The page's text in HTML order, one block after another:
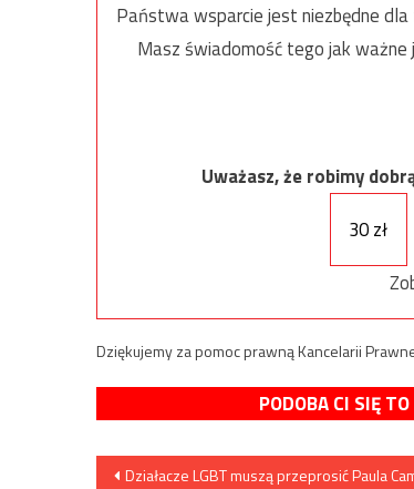
Państwa wsparcie jest niezbędne
Masz świadomość tego jak
Uważasz, że robimy
30 zł
Dziękujemy za pomoc prawną Kancelarii
PODOBA CI SIĘ
Nawigacja
Działacze LGBT muszą przeprosić Paula